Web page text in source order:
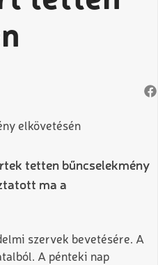
tetten bűncselekmény
ma a
szervek bevetésére. A
A pénteki nap